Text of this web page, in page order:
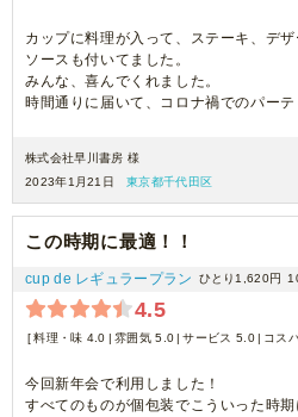
カップに料理が入って、ステーキ、デザ
ソースも付いてました。
みんな、喜んでくれました。
時間通りに届いて、コロナ禍でのパーテ
株式会社早川書房 様
2023年1月21日
東京都千代田区
この時期に最適！！
cup de レギュラープラン ひとり1,620円
4.5
料理・味 4.0 雰囲気 5.0 サービス 5.0 コス
今回新年会で利用しました！
すべてのものが個包装でこういった時